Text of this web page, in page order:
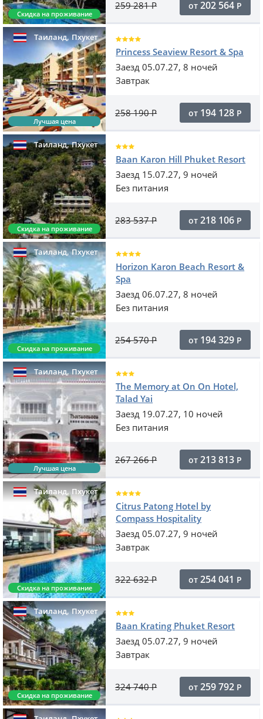
Скидка на проживание
259 281Р от 202 564 Р
Таиланд,Пхукет
Лучшая цена
Princess Seaview Resort & Spa
Заезд 05.07.27, 8 ночей
Завтрак
258 190Р от 194 128 Р
Таиланд,Пхукет
Скидка на проживание
Baan Karon Hill Phuket Resort
Заезд 15.07.27, 9 ночей
Без питания
283 537Р от 218 106 Р
Таиланд,Пхукет
Скидка на проживание
Horizon Karon Beach Resort &
Spa
Заезд 06.07.27, 8 ночей
Без питания
254 570Р от 194 329 Р
Таиланд,Пхукет
Лучшая цена
The Memory at On On Hotel,
Talad Yai
Заезд 19.07.27, 10 ночей
Без питания
267 266Р от 213 813 Р
Таиланд,Пхукет
Скидка на проживание
Citrus Patong Hotel by
Compass Hospitality
Заезд 05.07.27, 9 ночей
Завтрак
322 632Р от 254 041 Р
Таиланд,Пхукет
Скидка на проживание
Baan Krating Phuket Resort
Заезд 05.07.27, 9 ночей
Завтрак
324 740Р от 259 792 Р